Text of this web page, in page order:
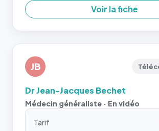
Voir la fiche
JB
Dr Jean-Jacques Bechet
Médecin généraliste · En vidéo
Tarif